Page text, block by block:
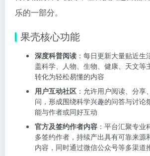
乐的一部分。
果壳核心功能
深度科普阅读 ：每日更新大量贴近生
盖科学、人物、生物、健康、天文等
转化为轻松易懂的内容
用户互动社区 ：允许用户阅读、分享
问，形成围绕科学兴趣的问答与讨论
能与作者或同好互动
官方及签约作者内容 ：平台汇聚专
多签约作者，持续产出具有可靠来源
内容，同时通过微信公众号等多渠道